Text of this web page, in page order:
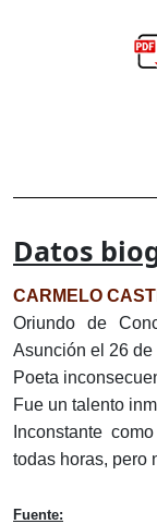
Datos
CARMELO
Oriundo de
Asunción el 26 de
Poeta
Fue un talento
Inconstante
todas horas, pero
Fuente: